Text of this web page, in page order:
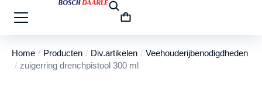
Je bent hier:
Home Producten Div.artikelen
Veehouderijbenodigdheden
zuigerring drenchpistool 300 ml